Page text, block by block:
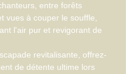
entre forêts
vues à couper le souffle,
l'air pur et revigorant de
revitalisante, offrez-
de détente ultime lors